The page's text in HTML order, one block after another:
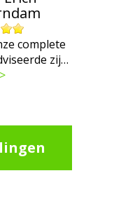
complete
zij…